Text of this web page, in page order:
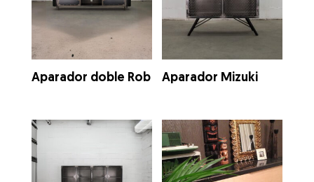
Aparador doble Rob Aparador Mizuki